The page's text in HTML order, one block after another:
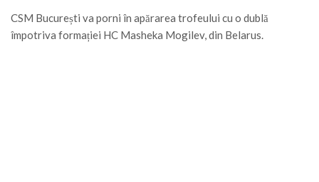
CSM București va porni în apărarea trofeului cu o dublă
împotriva formației HC Masheka Mogilev, din Belarus.